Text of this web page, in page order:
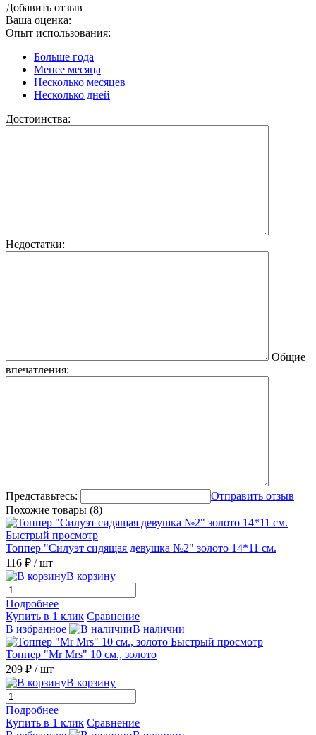
Добавить отзыв
Ваша оценка:
Опыт использования:
Больше года
Менее месяца
Несколько месяцев
Несколько дней
Достоинства:
Недостатки:
Общие
впечатления:
Представьтесь:
Отправить отзыв
Похожие товары (8)
Быстрый просмотр
Топпер "Силуэт сидящая девушка №2" золото 14*11 см.
116 ₽ / шт
В корзину
Подробнее
Купить в 1 клик Сравнение
В избранное
В наличии
Быстрый просмотр
Топпер "Mr Mrs" 10 см., золото
209 ₽ / шт
В корзину
Подробнее
Купить в 1 клик Сравнение